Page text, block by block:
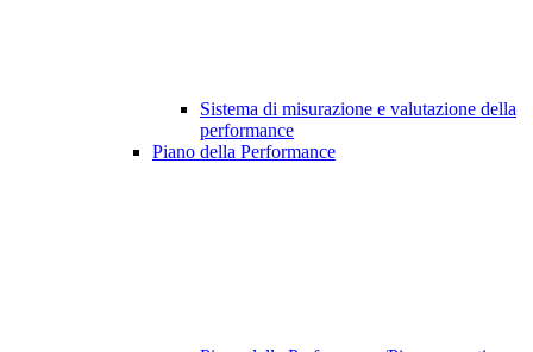
Sistema di misurazione e valutazione della
performance
Piano della Performance